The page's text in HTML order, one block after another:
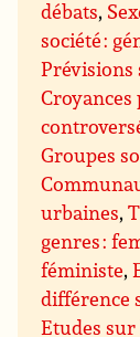
débats,
société :
Prévisions
Croyances
Groupes
urbaines,
genres :
féministe,
différence
Etudes